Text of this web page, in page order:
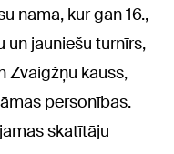
nama, kur gan 16.,
un jauniešu turnīrs,
Zvaigžņu kauss,
personības.
skatītāju